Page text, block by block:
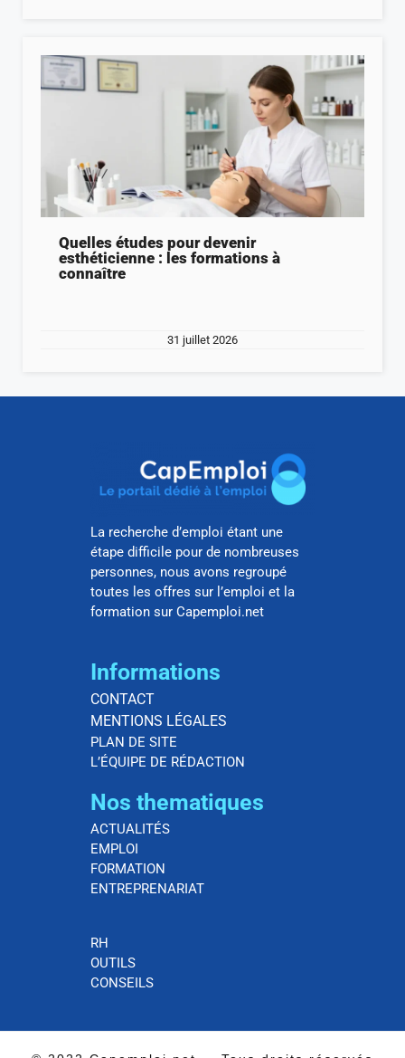
Quelles études pour devenir
esthéticienne : les formations à
connaître
31 juillet 2026
La recherche d’emploi étant une
étape difficile pour de nombreuses
personnes, nous avons regroupé
toutes les offres sur l’emploi et la
formation sur Capemploi.net
Informations
CONTACT
MENTIONS LÉGALES
PLAN DE SITE
L’ÉQUIPE DE RÉDACTION
Nos thematiques
ACTUALITÉS
EMPLOI
FORMATION
ENTREPRENARIAT
RH
OUTILS
CONSEILS